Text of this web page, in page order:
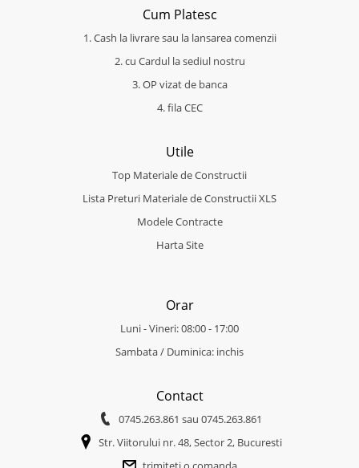
Cum Platesc
1. Cash la livrare sau la lansarea comenzii
2. cu Cardul la sediul nostru
3. OP vizat de banca
4. fila CEC
Utile
Top Materiale de Constructii
Lista Preturi Materiale de Constructii XLS
Modele Contracte
Harta Site
Orar
Luni - Vineri: 08:00 - 17:00
Sambata / Duminica: inchis
Contact
0745.263.861 sau 0745.263.861
Str. Viitorului nr. 48, Sector 2, Bucuresti